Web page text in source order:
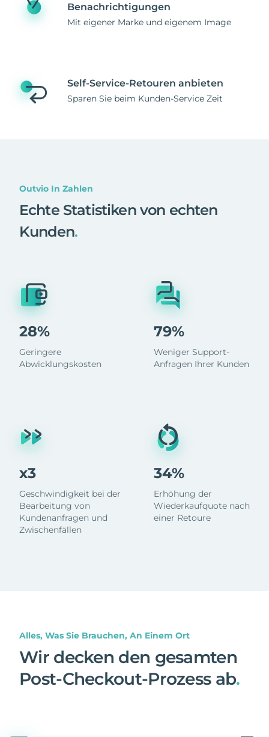
Benachrichtigungen
Mit eigener Marke und eigenem Image
Self-Service-Retouren anbieten
Sparen Sie beim Kunden-Service Zeit
Outvio In Zahlen
Echte Statistiken von echten
Kunden.
28%
Geringere
Abwicklungskosten
x3
Geschwindigkeit bei der
Bearbeitung von
Kundenanfragen und
Zwischenfällen
79%
Weniger Support-
Anfragen Ihrer Kunden
34%
Erhöhung der
Wiederkaufquote nach
einer Retoure
Alles, Was Sie Brauchen, An Einem Ort
Wir decken den gesamten
Post-Checkout-Prozess ab.